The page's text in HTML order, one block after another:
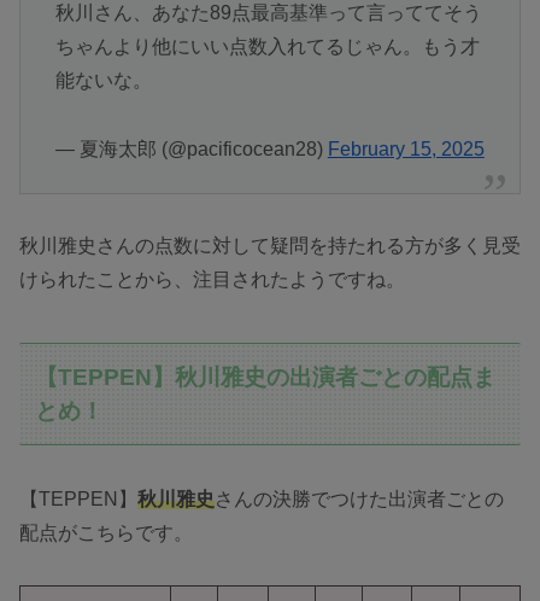
秋川さん、あなた89点最高基準って言っててそう
ちゃんより他にいい点数入れてるじゃん。もう才
能ないな。
— 夏海太郎 (@pacificocean28) February 15, 2025
秋川雅史さんの点数に対して疑問を持たれる方が多く見受
けられたことから、注目されたようですね。
【TEPPEN】秋川雅史の出演者ごとの配点ま
とめ！
【TEPPEN】 秋川雅史さんの決勝でつけた出演者ごとの
配点がこちらです。